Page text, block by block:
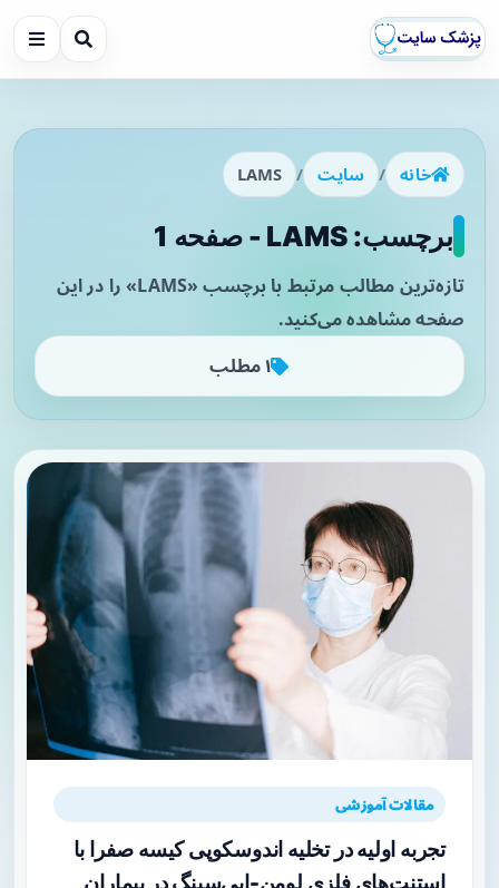
خانه / سایت /
LAMS
برچسب: LAMS - صفحه 1
تازه‌ترین مطالب مرتبط با برچسب «LAMS» را در این
صفحه مشاهده می‌کنید.
۱ مطلب
مقالات آموزشی
تجربه اولیه در تخلیه اندوسکوپی کیسه صفرا با